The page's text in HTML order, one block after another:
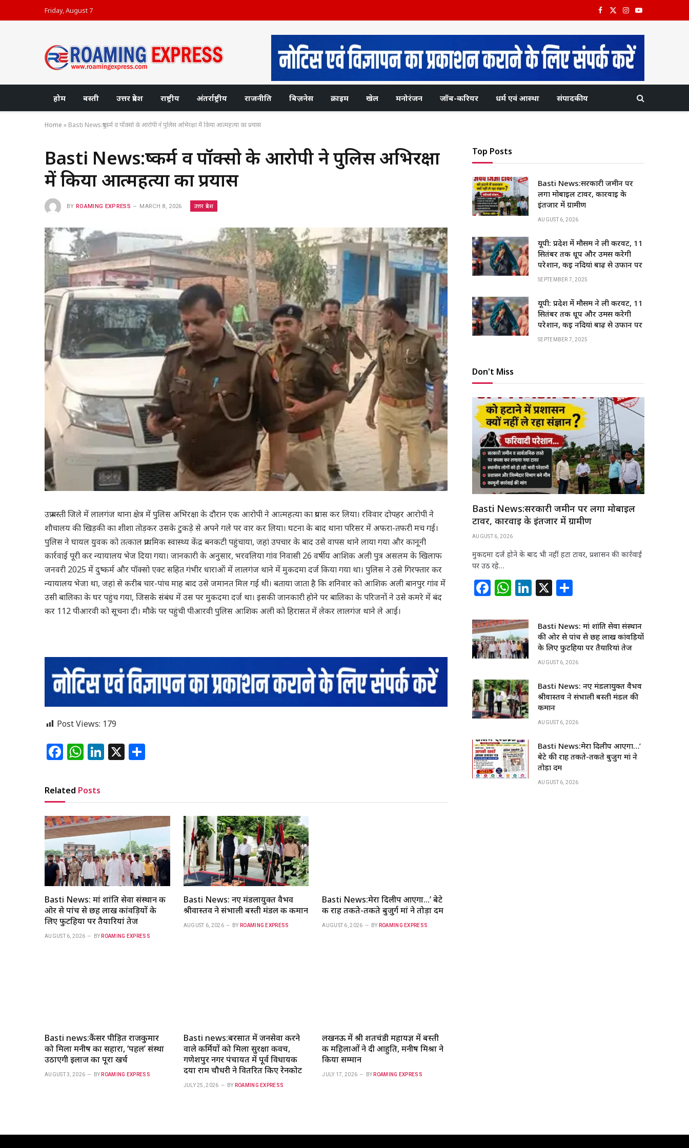
Friday, August 7 Facebook
X
Instagram
YouTube
होम बस्ती उत्तर प्रदेश राष्ट्रीय अंतर्राष्ट्रीय राजनीति बिज़नेस क्राइम खेल मनोरंजन जॉब-करियर धर्म एवं आस्था संपादकीय
Home » Basti News:दुष्कर्म व पॉक्सो के आरोपी ने पुलिस अभिरक्षा में किया आत्महत्या का प्रयास
Basti News:दुष्कर्म व पॉक्सो के आरोपी ने पुलिस अभिरक्षा
में किया आत्महत्या का प्रयास
BY ROAMING EXPRESS MARCH 8, 2026 उत्तर प्रदेश
उप्र बस्ती जिले में लालगंज थाना क्षेत्र में पुलिस अभिरक्षा के दौरान एक आरोपी ने आत्महत्या का प्रयास कर लिया। रविवार दोपहर आरोपी ने
शौचालय की खिड़की का शीशा तोड़कर उसके टुकड़े से अपने गले पर वार कर लिया। घटना के बाद थाना परिसर में अफरा-तफरी मच गई।
पुलिस ने घायल युवक को तत्काल प्राथमिक स्वास्थ्य केंद्र बनकटी पहुंचाया, जहां उपचार के बाद उसे वापस थाने लाया गया और कानूनी
कार्रवाई पूरी कर न्यायालय भेज दिया गया। जानकारी के अनुसार, भरवलिया गांव निवासी 26 वर्षीय आशिक अली पुत्र असलम के खिलाफ
जनवरी 2025 में दुष्कर्म और पॉक्सो एक्ट सहित गंभीर धाराओं में लालगंज थाने में मुकदमा दर्ज किया गया था। पुलिस ने उसे गिरफ्तार कर
न्यायालय भेजा था, जहां से करीब चार-पांच माह बाद उसे जमानत मिल गई थी। बताया जाता है कि शनिवार को आशिक अली बानपुर गांव में
उसी बालिका के घर पहुंच गया, जिसके संबंध में उस पर मुकदमा दर्ज था। इसकी जानकारी होने पर बालिका के परिजनों ने उसे कमरे में बंद
कर 112 पीआरवी को सूचना दी। मौके पर पहुंची पीआरवी पुलिस आशिक अली को हिरासत में लेकर लालगंज थाने ले आई।
Post Views: 179
Facebook
WhatsApp
LinkedIn
X
Related Posts
Basti News: मां शांति सेवा संस्थान की
ओर से पांच से छह लाख कांवड़ियों के
लिए फुटहिया पर तैयारियां तेज
AUGUST 6, 2026 BY ROAMING EXPRESS
Basti News: नए मंडलायुक्त वैभव
श्रीवास्तव ने संभाली बस्ती मंडल की कमान
AUGUST 6, 2026 BY ROAMING EXPRESS
Basti News:मेरा दिलीप आएगा…’ बेटे
की राह तकते-तकते बुजुर्ग मां ने तोड़ा दम
AUGUST 6, 2026 BY ROAMING EXPRESS
Basti news:कैंसर पीड़ित राजकुमार
को मिला मनीष का सहारा, ‘पहल’ संस्था
उठाएगी इलाज का पूरा खर्च
AUGUST 3, 2026 BY ROAMING EXPRESS
Basti news:बरसात में जनसेवा करने
वाले कर्मियों को मिला सुरक्षा कवच,
गणेशपुर नगर पंचायत में पूर्व विधायक
दया राम चौधरी ने वितरित किए रेनकोट
JULY 25, 2026 BY ROAMING EXPRESS
लखनऊ में श्री शतचंडी महायज्ञ में बस्ती
की महिलाओं ने दी आहुति, मनीष मिश्रा ने
किया सम्मान
JULY 17, 2026 BY ROAMING EXPRESS
Top Posts
Basti News:सरकारी जमीन पर
लगा मोबाइल टावर, कार्रवाई के
इंतजार में ग्रामीण
AUGUST 6, 2026
यूपी: प्रदेश में मौसम ने ली करवट, 11
सितंबर तक धूप और उमस करेगी
परेशान, कई नदियां बाढ़ से उफान पर
SEPTEMBER 7, 2025
यूपी: प्रदेश में मौसम ने ली करवट, 11
सितंबर तक धूप और उमस करेगी
परेशान, कई नदियां बाढ़ से उफान पर
SEPTEMBER 7, 2025
Don't Miss
Basti News:सरकारी जमीन पर लगा मोबाइल
टावर, कार्रवाई के इंतजार में ग्रामीण
AUGUST 6, 2026
मुकदमा दर्ज होने के बाद भी नहीं हटा टावर, प्रशासन की कार्रवाई
पर उठ रहे…
F
c
e
b
o
k
W
at
s
A
p
Li
k
e
dI
n
X
ar
e
Basti News: मां शांति सेवा संस्थान
की ओर से पांच से छह लाख कांवड़ियों
के लिए फुटहिया पर तैयारियां तेज
AUGUST 6, 2026
Basti News: नए मंडलायुक्त वैभव
श्रीवास्तव ने संभाली बस्ती मंडल की
कमान
AUGUST 6, 2026
Basti News:मेरा दिलीप आएगा…’
बेटे की राह तकते-तकते बुजुर्ग मां ने
तोड़ा दम
AUGUST 6, 2026